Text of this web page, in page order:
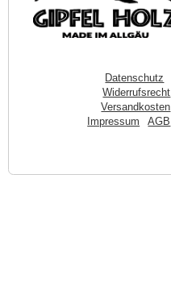
Datenschutz
Widerrufsrecht
Versandkosten
Impressum
AGB